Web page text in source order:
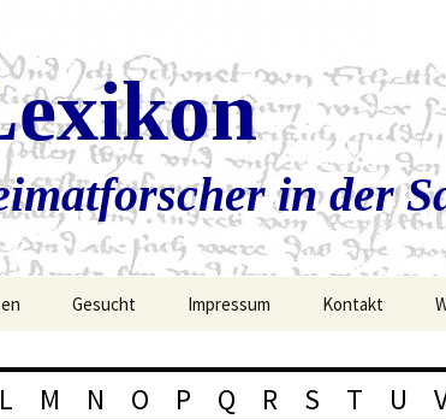
in der
Gesucht Impressum Kontakt
L M N O P Q R S T U